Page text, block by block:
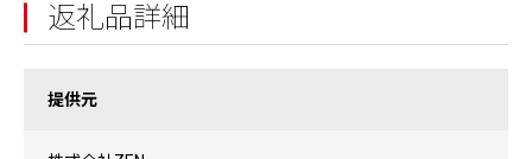
返礼品詳細
提供元